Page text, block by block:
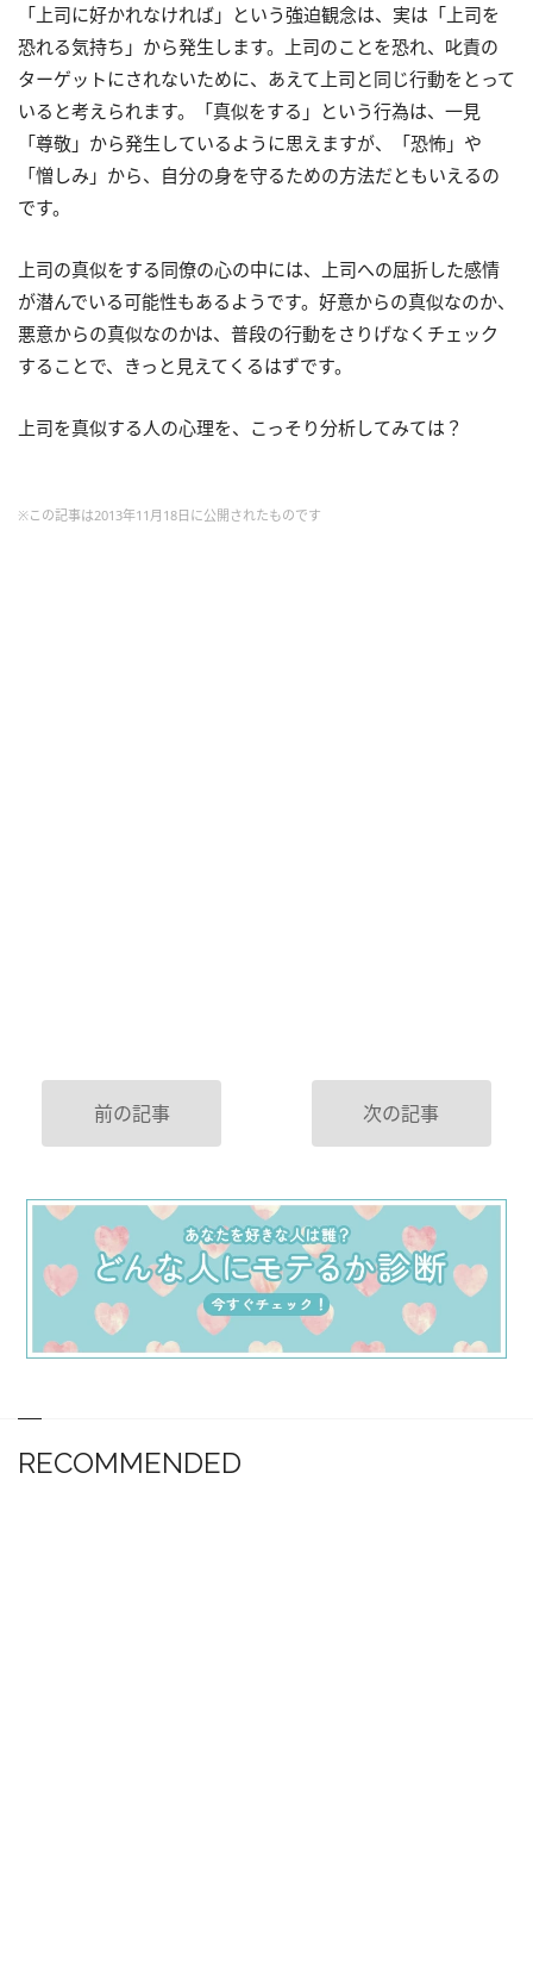
「上司に好かれなければ」という強迫観念は、実は「上司を
恐れる気持ち」から発生します。上司のことを恐れ、叱責の
ターゲットにされないために、あえて上司と同じ行動をとって
いると考えられます。「真似をする」という行為は、一見
「尊敬」から発生しているように思えますが、「恐怖」や
「憎しみ」から、自分の身を守るための方法だともいえるの
です。
上司の真似をする同僚の心の中には、上司への屈折した感情
が潜んでいる可能性もあるようです。好意からの真似なのか、
悪意からの真似なのかは、普段の行動をさりげなくチェック
することで、きっと見えてくるはずです。
上司を真似する人の心理を、こっそり分析してみては？
※この記事は2013年11月18日に公開されたものです
前の記事 次の記事
RECOMMENDED